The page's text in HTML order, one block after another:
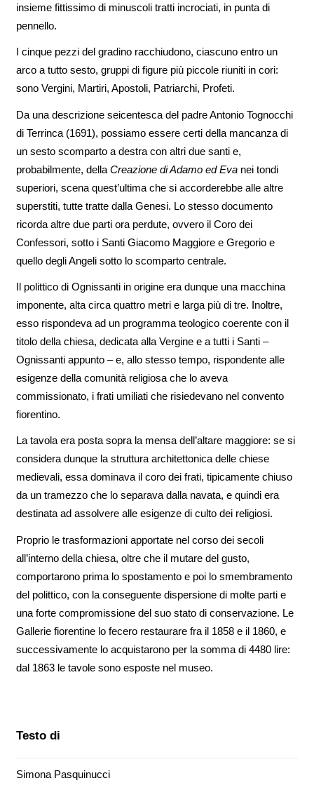
insieme fittissimo di minuscoli tratti incrociati, in punta di
pennello.
I cinque pezzi del gradino racchiudono, ciascuno entro un
arco a tutto sesto, gruppi di figure più piccole riuniti in cori:
sono Vergini, Martiri, Apostoli, Patriarchi, Profeti.
Da una descrizione seicentesca del padre Antonio Tognocchi
di Terrinca (1691), possiamo essere certi della mancanza di
un sesto scomparto a destra con altri due santi e,
probabilmente, della Creazione di Adamo ed Evanei tondi
superiori, scena quest’ultima che si accorderebbe alle altre
superstiti, tutte tratte dalla Genesi. Lo stesso documento
ricorda altre due parti ora perdute, ovvero il Coro dei
Confessori, sotto i Santi Giacomo Maggiore e Gregorio e
quello degli Angeli sotto lo scomparto centrale.
Il polittico di Ognissanti in origine era dunque una macchina
imponente, alta circa quattro metri e larga più di tre. Inoltre,
esso rispondeva ad un programma teologico coerente con il
titolo della chiesa, dedicata alla Vergine e a tutti i Santi –
Ognissanti appunto – e, allo stesso tempo, rispondente alle
esigenze della comunità religiosa che lo aveva
commissionato, i frati umiliati che risiedevano nel convento
fiorentino.
La tavola era posta sopra la mensa dell’altare maggiore: se si
considera dunque la struttura architettonica delle chiese
medievali, essa dominava il coro dei frati, tipicamente chiuso
da un tramezzo che lo separava dalla navata, e quindi era
destinata ad assolvere alle esigenze di culto dei religiosi.
Proprio le trasformazioni apportate nel corso dei secoli
all’interno della chiesa, oltre che il mutare del gusto,
comportarono prima lo spostamento e poi lo smembramento
del polittico, con la conseguente dispersione di molte parti e
una forte compromissione del suo stato di conservazione. Le
Gallerie fiorentine lo fecero restaurare fra il 1858 e il 1860, e
successivamente lo acquistarono per la somma di 4480 lire:
dal 1863 le tavole sono esposte nel museo.
Testo di
Simona Pasquinucci